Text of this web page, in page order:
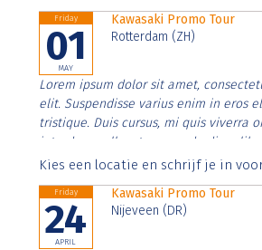
Friday
01
MAY
Kawasaki Promo Tour
Rotterdam (ZH)
Lorem ipsum dolor sit amet,
elit. Suspendisse varius enim in eros
tristique. Duis cursus, mi quis viverra
interdum nulla, ut commodo diam
Aenean faucibus nibh et justo cursus
Kies een locatie en schrijf je in
Friday
24
APRIL
Kawasaki Promo Tour
Nijeveen (DR)